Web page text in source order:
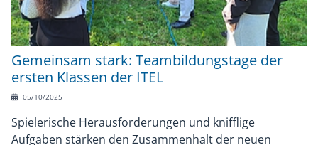
Gemeinsam stark: Teambildungstage der
ersten Klassen der ITEL
05/10/2025
Spielerische Herausforderungen und knifflige
Aufgaben stärken den Zusammenhalt der neuen